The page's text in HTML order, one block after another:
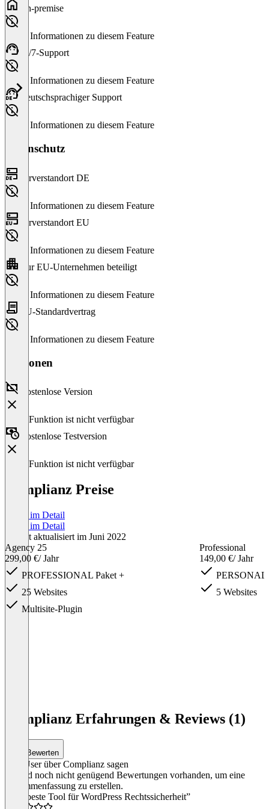
On-premise
Keine Informationen zu diesem Feature
24/7-Support
Keine Informationen zu diesem Feature
Deutschsprachiger Support
Keine Informationen zu diesem Feature
Datenschutz
Serverstandort DE
Keine Informationen zu diesem Feature
Serverstandort EU
Keine Informationen zu diesem Feature
Nur EU-Unternehmen beteiligt
Keine Informationen zu diesem Feature
EU-Standardvertrag
Keine Informationen zu diesem Feature
Versionen
Kostenlose Version
Diese Funktion ist nicht verfügbar
Kostenlose Testversion
Diese Funktion ist nicht verfügbar
Complianz Preise
Preise im Detail
Preise im Detail
Zuletzt aktualisiert im Juni 2022
Agency 25
299,00 €/ Jahr
PROFESSIONAL Paket +
25 Websites
Multisite-Plugin
Professional
149,00 €/ Jahr
PERSONAL
5 Websites
Complianz Erfahrungen & Reviews (1)
Bewerten
Was User über Complianz sagen
Es sind noch nicht genügend Bewertungen vorhanden, um eine
Zusammenfassung zu erstellen.
“Das beste Tool für WordPress Rechtssicherheit”